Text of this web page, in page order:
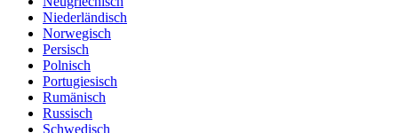
Niederländisch
Norwegisch
Persisch
Polnisch
Portugiesisch
Rumänisch
Russisch
Schwedisch